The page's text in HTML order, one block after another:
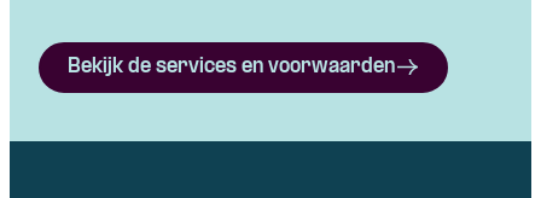
Bekijk de services en voorwaarden